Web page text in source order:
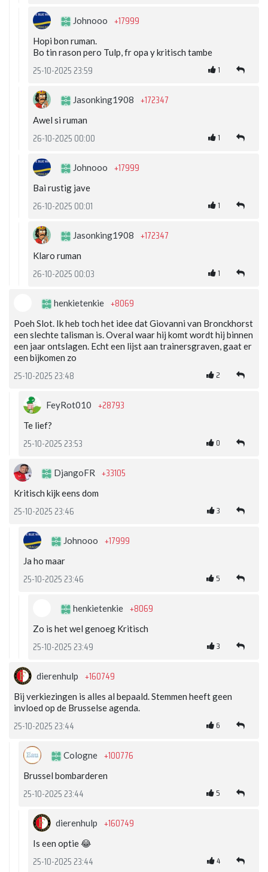
Johnooo +17999
Hopi bon ruman.
Bo tin rason pero Tulp, fr opa y kritisch tambe
25-10-2025 23:59 1
Jasonking1908 +172347
Awel si ruman
26-10-2025 00:00 1
Johnooo +17999
Bai rustig jave
26-10-2025 00:01 1
Jasonking1908 +172347
Klaro ruman
26-10-2025 00:03 1
henkietenkie +8069
Poeh Slot. Ik heb toch het idee dat Giovanni van Bronckhorst
een slechte talisman is. Overal waar hij komt wordt hij binnen
een jaar ontslagen. Echt een lijst aan trainersgraven, gaat er
een bijkomen zo
25-10-2025 23:48 2
FeyRot010 +28793
Te lief?
25-10-2025 23:53 0
DjangoFR +33105
Kritisch kijk eens dom
25-10-2025 23:46 3
Johnooo +17999
Ja ho maar
25-10-2025 23:46 5
henkietenkie +8069
Zo is het wel genoeg Kritisch
25-10-2025 23:49 3
dierenhulp +160749
Bij verkiezingen is alles al bepaald. Stemmen heeft geen
invloed op de Brusselse agenda.
25-10-2025 23:44 6
Cologne +100776
Brussel bombarderen
25-10-2025 23:44 5
dierenhulp +160749
Is een optie 😂
25-10-2025 23:44 4